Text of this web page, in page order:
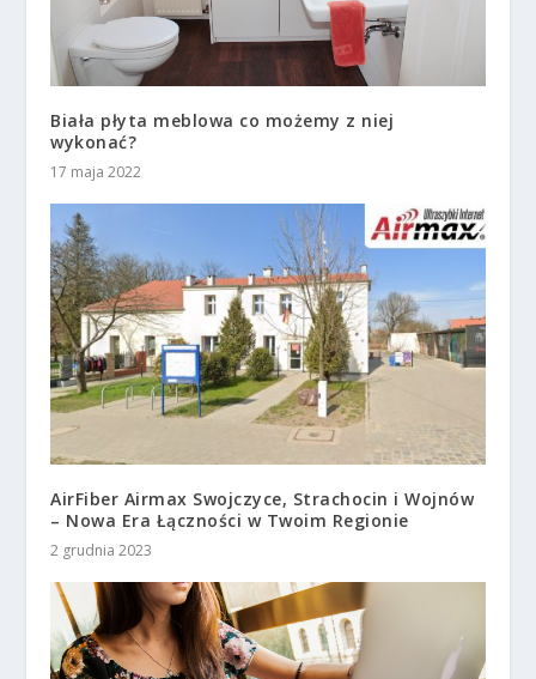
Biała płyta meblowa co możemy z niej
wykonać?
17 maja 2022
AirFiber Airmax Swojczyce, Strachocin i Wojnów
– Nowa Era Łączności w Twoim Regionie
2 grudnia 2023